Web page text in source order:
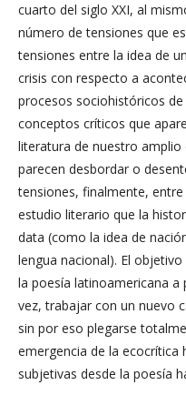
cuarto del siglo XXI, al
número de tensiones que
tensiones entre la idea de
crisis con respecto a
procesos sociohistóricos
conceptos críticos que
literatura de nuestro
parecen desbordar o
tensiones, finalmente,
estudio literario que la
data (como la idea de
lengua nacional). El
la poesía latinoamericana a
vez, trabajar con un nuevo
sin por eso plegarse
emergencia de la ecocrítica
subjetivas desde la poesía